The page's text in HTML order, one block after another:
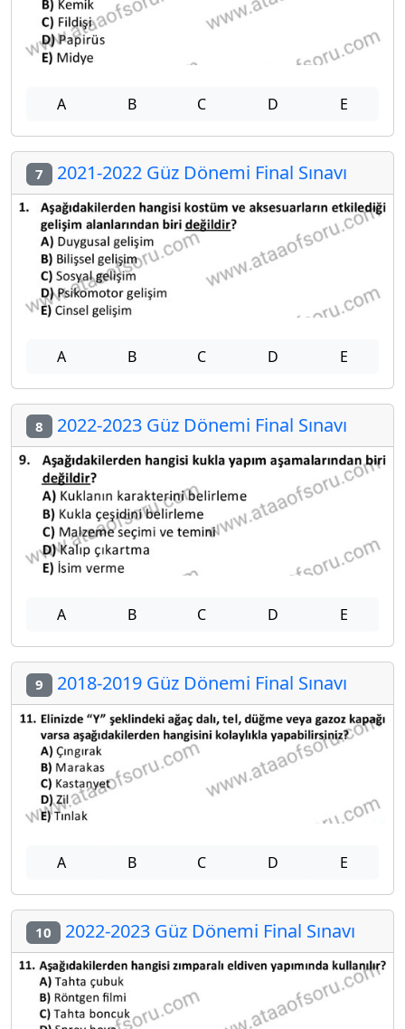
A B C D E
7 2021-2022 Güz Dönemi Final Sınavı
A B C D E
8 2022-2023 Güz Dönemi Final Sınavı
A B C D E
9 2018-2019 Güz Dönemi Final Sınavı
A B C D E
10 2022-2023 Güz Dönemi Final Sınavı